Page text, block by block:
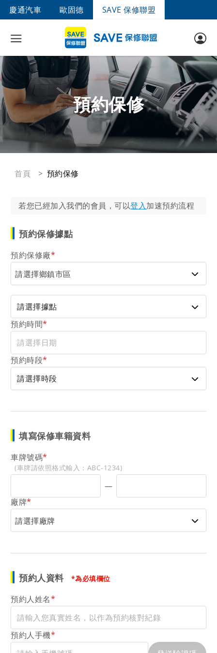
慶通汽車 歐固德 SAVE 保修聯盟
預約保修
首頁 預約保修
若您已經加入我們的會員，可以登入加速預約流程
預約保修據點
預約保修廠*
請選擇鄉鎮市區
預約時間*
預約時段*
填寫保修車籍資料
車牌號碼*
(車牌請依照格式輸入：ABC-1234)
—
廠牌*
請選擇廠牌
預約人資料 *為必填欄位
預約人姓名*
預約人手機*